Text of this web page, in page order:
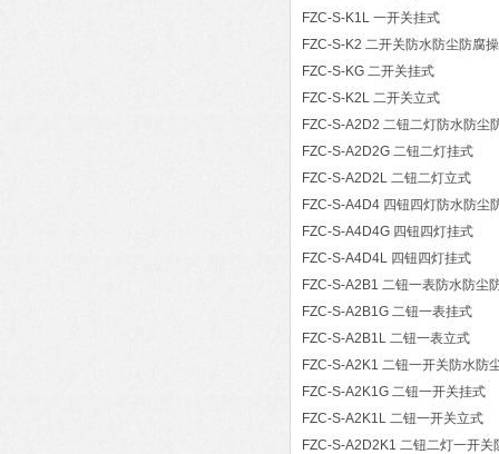
FZC-S-K1L 一开关挂式
FZC-S-K2 二开关防水防尘防腐
FZC-S-KG 二开关挂式
FZC-S-K2L 二开关立式
FZC-S-A2D2 二钮二灯防水防尘
FZC-S-A2D2G 二钮二灯挂式
FZC-S-A2D2L 二钮二灯立式
FZC-S-A4D4 四钮四灯防水防尘
FZC-S-A4D4G 四钮四灯挂式
FZC-S-A4D4L 四钮四灯挂式
FZC-S-A2B1 二钮一表防水防尘
FZC-S-A2B1G 二钮一表挂式
FZC-S-A2B1L 二钮一表立式
FZC-S-A2K1 二钮一开关防水防
FZC-S-A2K1G 二钮一开关挂式
FZC-S-A2K1L 二钮一开关立式
FZC-S-A2D2K1 二钮二灯一开